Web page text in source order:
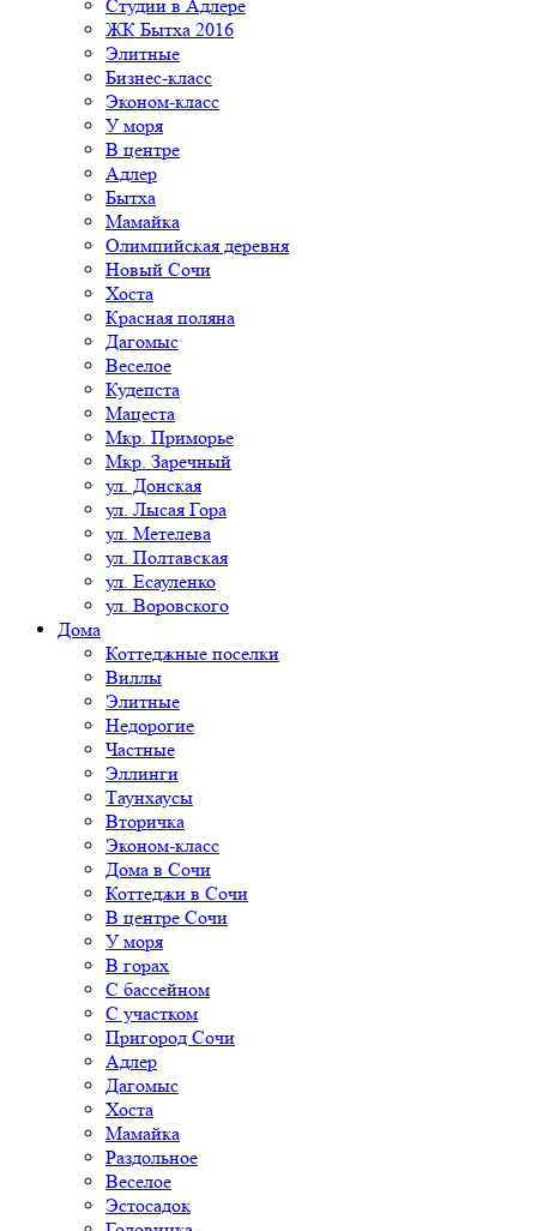
Студии в Адлере
ЖК Бытха 2016
Элитные
Бизнес-класс
Эконом-класс
У моря
В центре
Адлер
Бытха
Мамайка
Олимпийская деревня
Новый Сочи
Хоста
Красная поляна
Дагомыс
Веселое
Кудепста
Мацеста
Мкр. Приморье
Мкр. Заречный
ул. Донская
ул. Лысая Гора
ул. Метелева
ул. Полтавская
ул. Есауленко
ул. Воровского
Дома
Коттеджные поселки
Виллы
Элитные
Недорогие
Частные
Эллинги
Таунхаусы
Вторичка
Эконом-класс
Дома в Сочи
Коттеджи в Сочи
В центре Сочи
У моря
В горах
С бассейном
С участком
Пригород Сочи
Адлер
Дагомыс
Хоста
Мамайка
Раздольное
Веселое
Эстосадок